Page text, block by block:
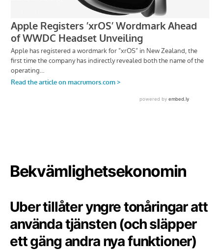
Bekvämlighetsekonomin
Uber tillåter yngre tonåringar att
använda tjänsten (och släpper
ett gäng andra nya funktioner)